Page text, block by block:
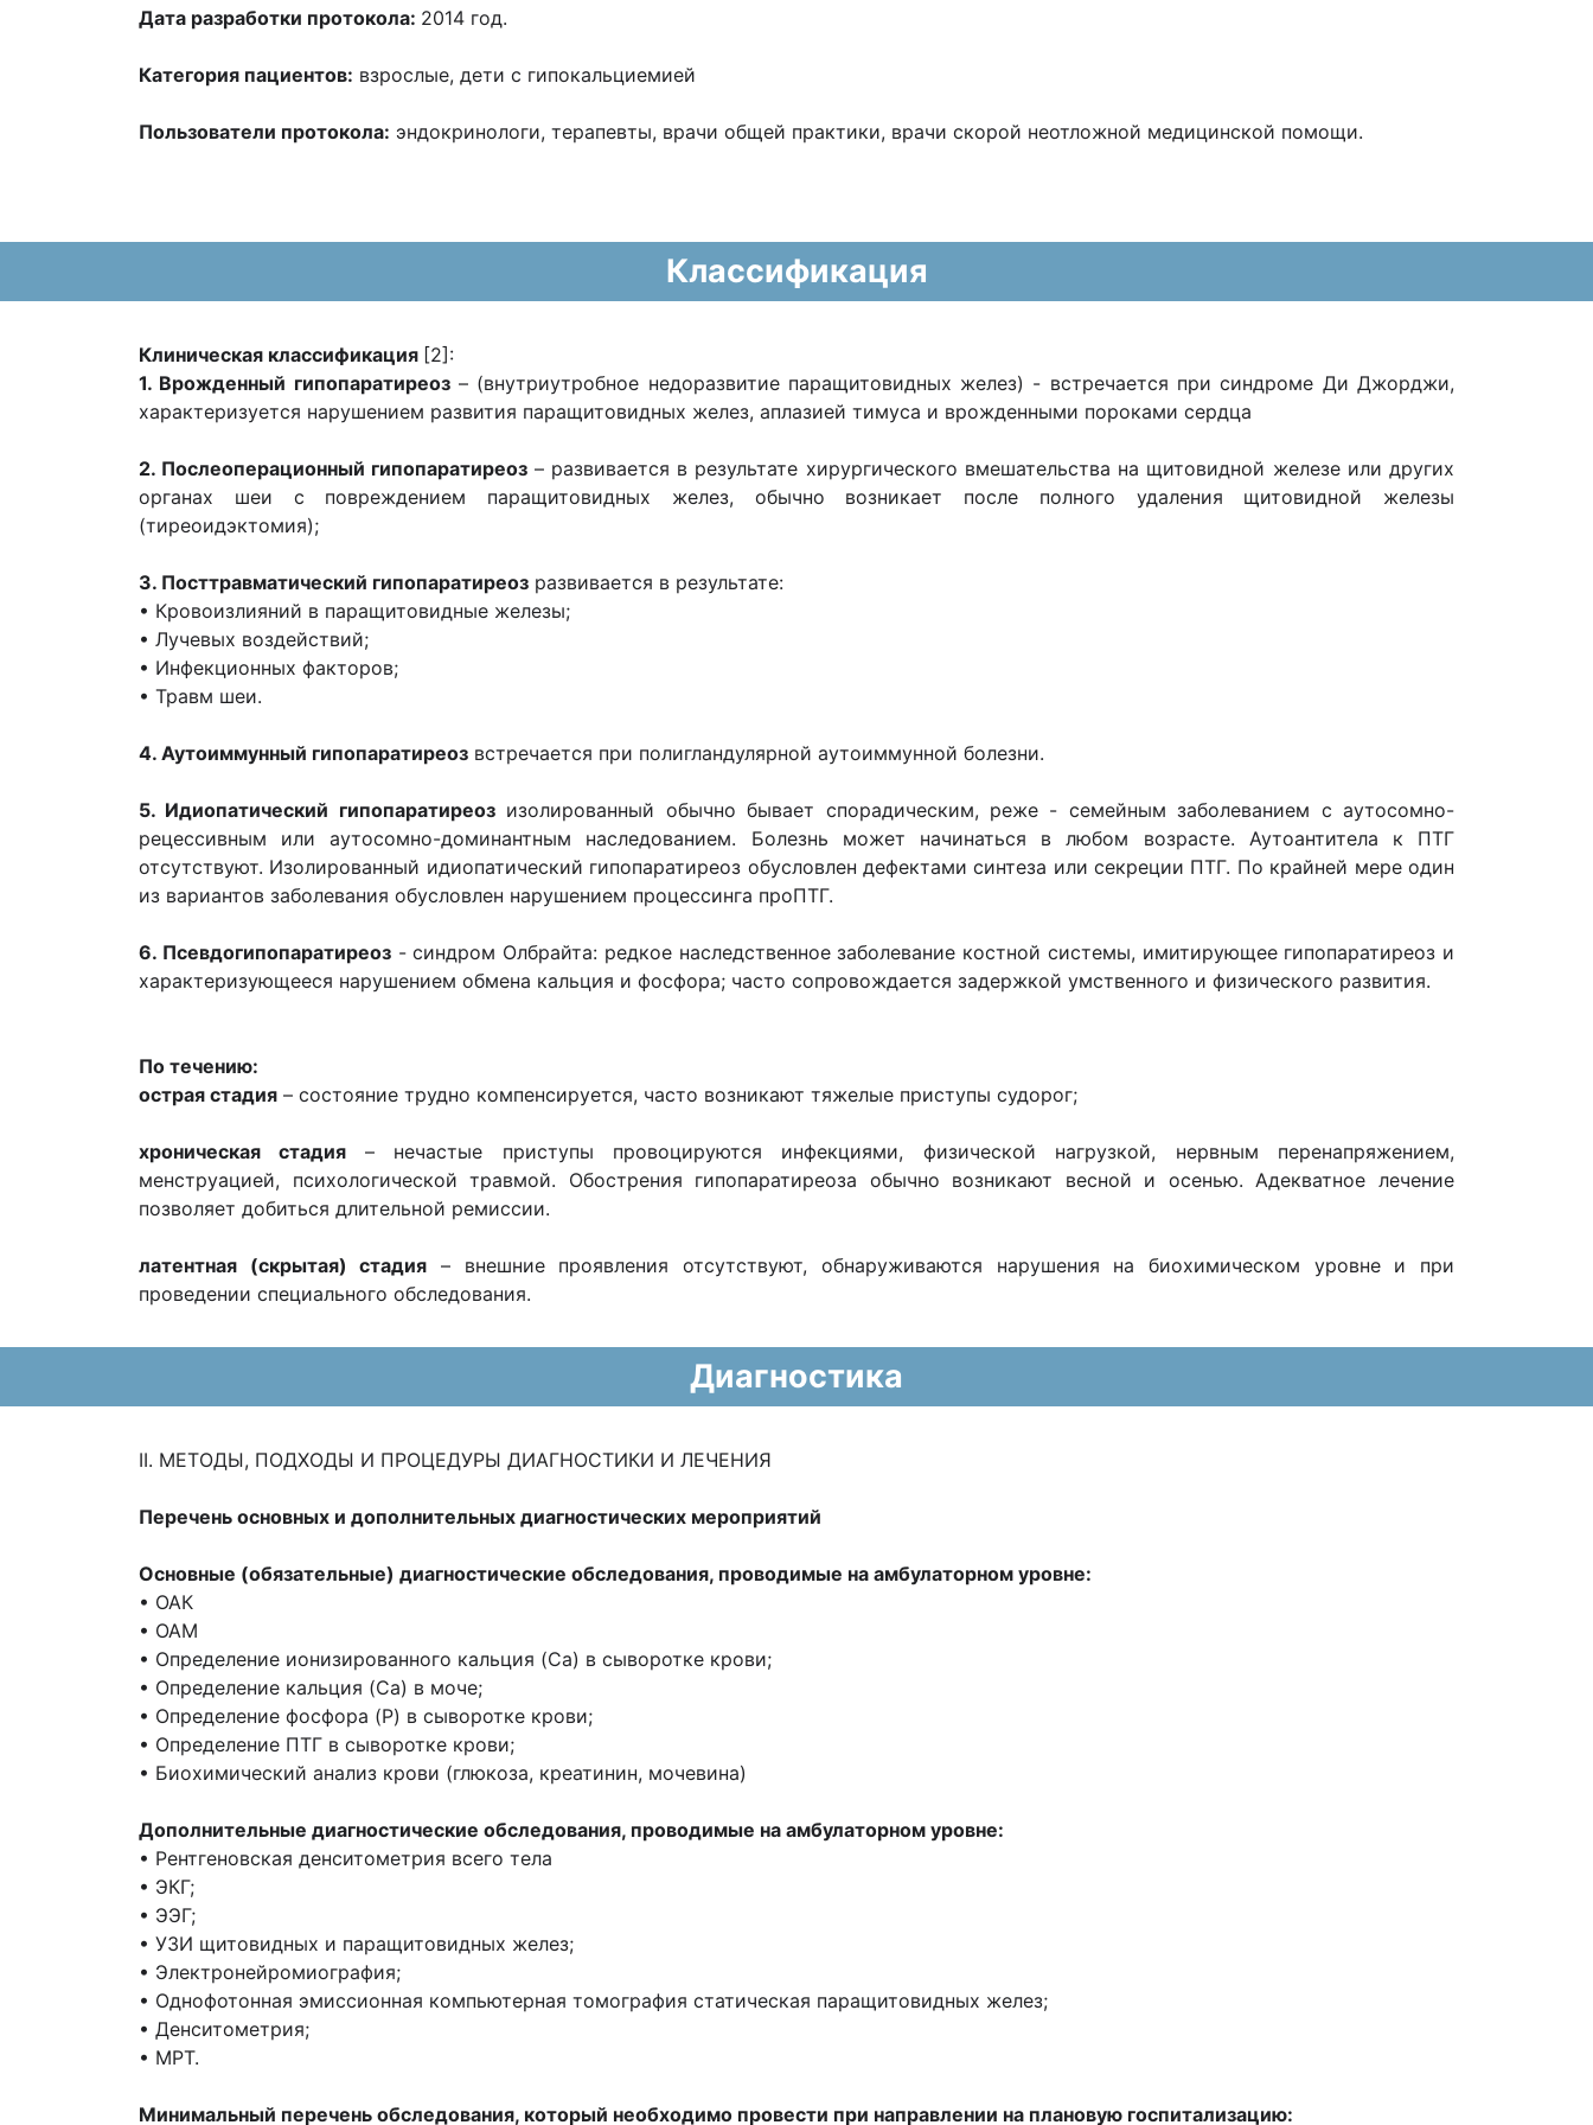
Дата разработки протокола: 2014 год.
Категория пациентов: взрослые, дети с гипокальциемией
Пользователи протокола: эндокринологи, терапевты, врачи общей практики, врачи скорой неотложной медицинской помощи.
Классификация
Клиническая классификация [2]:
1. Врожденный гипопаратиреоз– (внутриутробное недоразвитие паращитовидных желез) - встречается при синдроме Ди Джорджи,
характеризуется нарушением развития паращитовидных желез, аплазией тимуса и врожденными пороками сердца
2. Послеоперационный гипопаратиреоз – развивается в результате хирургического вмешательства на щитовидной железе или других
органах шеи с повреждением паращитовидных желез, обычно возникает после полного удаления щитовидной железы
(тиреоидэктомия);
3. Посттравматический гипопаратиреоз развивается в результате:
• Кровоизлияний в паращитовидные железы;
• Лучевых воздействий;
• Инфекционных факторов;
• Травм шеи.
4. Аутоиммунный гипопаратиреоз встречается при полигландулярной аутоиммунной болезни.
5. Идиопатический гипопаратиреозизолированный обычно бывает спорадическим, реже - семейным заболеванием с аутосомно-
рецессивным или аутосомно-доминантным наследованием. Болезнь может начинаться в любом возрасте. Аутоантитела к ПТГ
отсутствуют. Изолированный идиопатический гипопаратиреоз обусловлен дефектами синтеза или секреции ПТГ. По крайней мере один
из вариантов заболевания обусловлен нарушением процессинга проПТГ.
6. Псевдогипопаратиреоз- синдром Олбрайта: редкое наследственное заболевание костной системы, имитирующее гипопаратиреоз и
характеризующееся нарушением обмена кальция и фосфора; часто сопровождается задержкой умственного и физического развития.
По течению:
острая стадия – состояние трудно компенсируется, часто возникают тяжелые приступы судорог;
хроническая стадия – нечастые приступы провоцируются инфекциями, физической нагрузкой, нервным перенапряжением,
менструацией, психологической травмой. Обострения гипопаратиреоза обычно возникают весной и осенью. Адекватное лечение
позволяет добиться длительной ремиссии.
латентная (скрытая) стадия – внешние проявления отсутствуют, обнаруживаются нарушения на биохимическом уровне и при
проведении специального обследования.
Диагностика
II. МЕТОДЫ, ПОДХОДЫ И ПРОЦЕДУРЫ ДИАГНОСТИКИ И ЛЕЧЕНИЯ
Перечень основных и дополнительных диагностических мероприятий
Основные (обязательные) диагностические обследования, проводимые на амбулаторном уровне:
• ОАК
• ОАМ
• Определение ионизированного кальция (Ca) в сыворотке крови;
• Определение кальция (Ca) в моче;
• Определение фосфора (P) в сыворотке крови;
• Определение ПТГ в сыворотке крови;
• Биохимический анализ крови (глюкоза, креатинин, мочевина)
Дополнительные диагностические обследования, проводимые на амбулаторном уровне:
• Рентгеновская денситометрия всего тела
• ЭКГ;
• ЭЭГ;
• УЗИ щитовидных и паращитовидных желез;
• Электронейромиография;
• Однофотонная эмиссионная компьютерная томография статическая паращитовидных желез;
• Денситометрия;
• МРТ.
Минимальный перечень обследования, который необходимо провести при направлении на плановую госпитализацию: